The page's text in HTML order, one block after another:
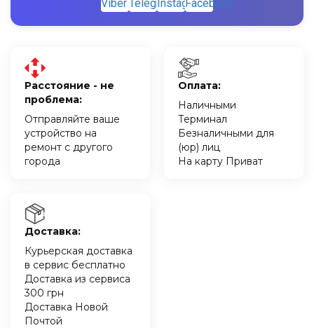
Расстояние - не
проблема:
Отправляйте ваше
устройство на
ремонт с другого
города
Оплата:
Наличными
Терминал
Безналичными для
(юр) лиц
На карту Приват
Доставка:
Курьерская доставка
в сервис бесплатно
Доставка из сервиса
300 грн
Доставка Новой
Почтой